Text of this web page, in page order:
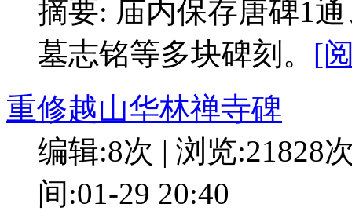
摘要: 庙内保存唐碑1
墓志铭等多块碑刻。 [
重修越山华林禅寺碑
编辑:8次 | 浏览:21828
间:01-29 20:40